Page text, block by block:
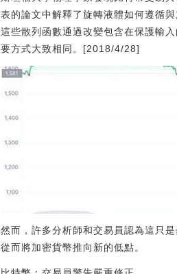
表的論文中解釋了旋轉液體如何遵循
這些散列函數通過改變包含在保護輸
要方式大致相同。[2018/4/28]
然而，許多分析師和交易員認為這只
從而將加密貨幣推向新的低點。